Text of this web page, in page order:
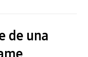
de una